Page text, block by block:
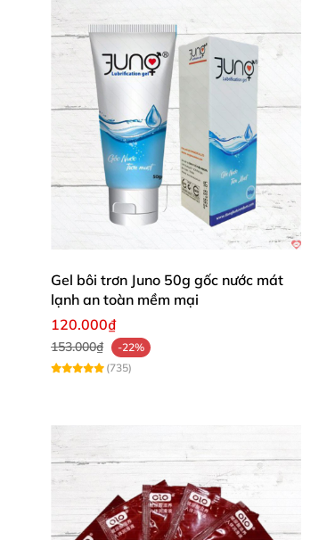
Gel bôi trơn Juno 50g gốc nước mát
lạnh an toàn mềm mại
120.000₫
153.000₫
-22%
(735)